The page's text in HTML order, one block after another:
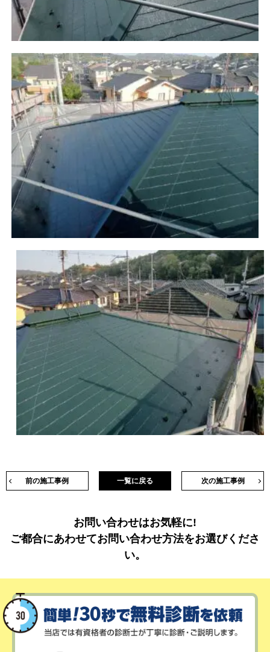
前の施工事例 次の施工事例
一覧に戻る
お問い合わせはお気軽に!
ご都合にあわせてお問い合わせ方法をお選びくださ
い。